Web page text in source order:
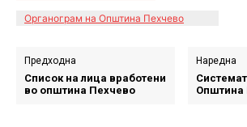
Органограм на Општина Пехчево
Предходна
Список на лица вработени
во општина Пехчево
Наредна
Општина